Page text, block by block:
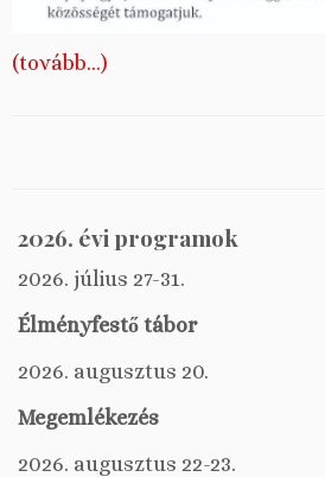
(tovább…)
2026. évi programok
2026. július 27-31.
Élményfestő tábor
2026. augusztus 20.
Megemlékezés
2026. augusztus 22-23.